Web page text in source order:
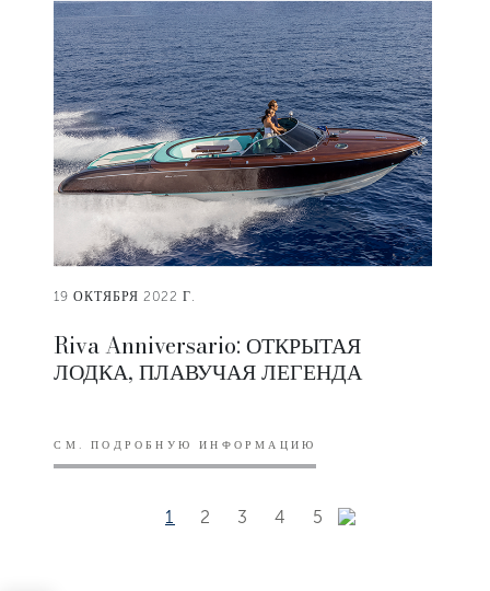
19 ОКТЯБРЯ 2022 Г.
Riva Anniversario: ОТКРЫТАЯ
ЛОДКА, ПЛАВУЧАЯ ЛЕГЕНДА
СМ. ПОДРОБНУЮ ИНФОРМАЦИЮ
1 2 3 4 5